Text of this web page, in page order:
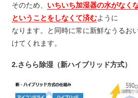
そのため、 いちいち加湿器の水がなく
ということをしなくて済むように
なります。と同時に常に新鮮なうるお
けてくれます。
2.さらら除湿（新ハイブリッド方式）